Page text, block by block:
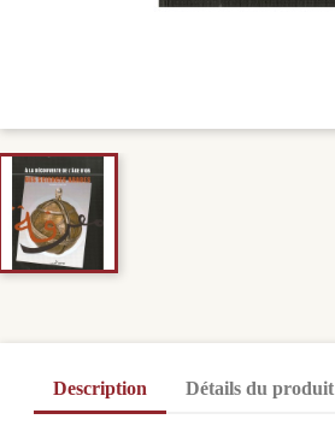
Description Détails du produit